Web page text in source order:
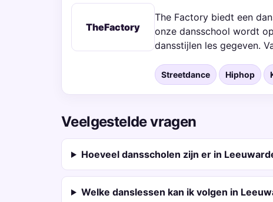
TheFactory
The Factory biedt een
onze dansschool wordt
dansstijlen les gegeven.
Streetdance Hiphop
Veelgestelde vragen
Hoeveel dansscholen zijn er in
Welke danslessen kan ik volgen in